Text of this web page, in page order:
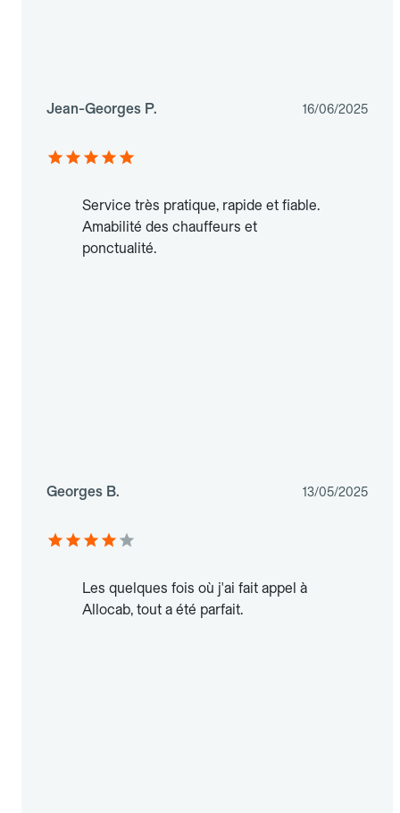
Jean-Georges P. 16/06/2025
Service très pratique, rapide et fiable.
Amabilité des chauffeurs et
ponctualité.
Georges B. 13/05/2025
Les quelques fois où j'ai fait appel à
Allocab, tout a été parfait.